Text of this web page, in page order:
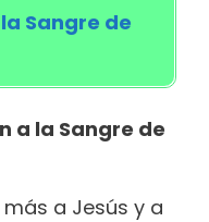
Sangre de
a la Sangre de
a Jesús y a